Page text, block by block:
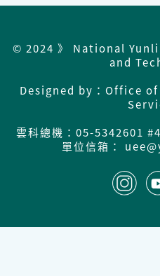
© 2024 》 National
and
Designed by：Office
雲科總機： 05-5342601
單位信箱：